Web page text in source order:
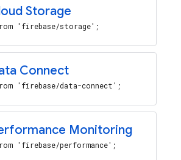
Storage
'firebase/storage';
Connect
'firebase/data-connect';
Monitoring
'firebase/performance';